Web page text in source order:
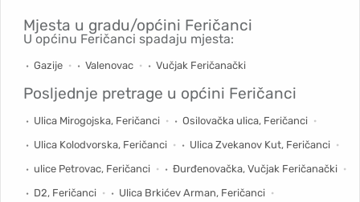
Mjesta u gradu/općini Feričanci
U općinu Feričanci spadaju mjesta:
Gazije Valenovac Vučjak Feričanački
Posljednje pretrage u općini Feričanci
Ulica Mirogojska, Feričanci
Osilovačka ulica, Feričanci
Ulica Kolodvorska, Feričanci
Ulica Zvekanov Kut, Feričanci
ulice Petrovac, Feričanci
Đurđenovačka, Vučjak Feričanački
D2, Feričanci
Ulica Brkićev Arman, Feričanci